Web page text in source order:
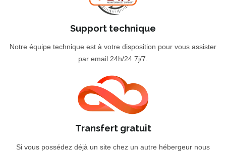
Support technique
Notre équipe technique est à votre disposition pour vous assister
par email 24h/24 7j/7.
Transfert gratuit
Si vous possédez déjà un site chez un autre hébergeur nous